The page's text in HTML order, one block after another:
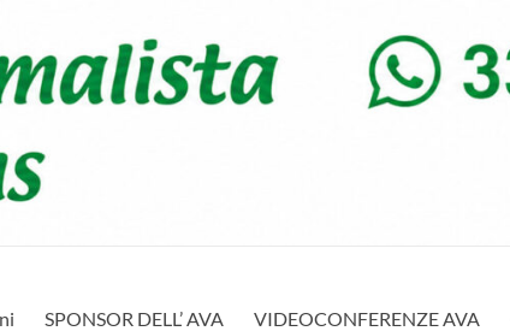
SPONSOR DELL’ AVA VIDEOCONFERENZE AVA